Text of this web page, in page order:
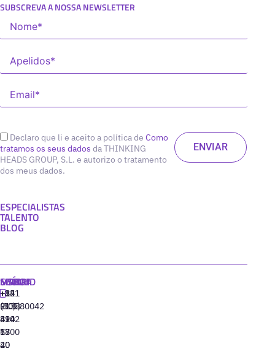
SUBSCREVA A NOSSA NEWSLETTER
Declaro que li e aceito a política de Como
tratamos os seus dados da THINKING
HEADS GROUP, S.L. e autorizo o tratamento
dos meus dados.
ESPECIALISTAS
TALENTO
BLOG
MADRID
+34
91
310
77
40
MIAMI
+1
(305)
424
13
20
SEÚL
+82
(10)
8942
6800
LISBOA
‪+351
213880042